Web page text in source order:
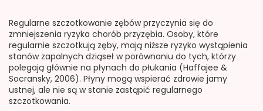
Regularne szczotkowanie zębów przyczynia się do
zmniejszenia ryzyka chorób przyzębia. Osoby, które
regularnie szczotkują zęby, mają niższe ryzyko wystąpienia
stanów zapalnych dziąseł w porównaniu do tych, którzy
polegają głównie na płynach do płukania (Haffajee &
Socransky, 2006). Płyny mogą wspierać zdrowie jamy
ustnej, ale nie są w stanie zastąpić regularnego
szczotkowania.